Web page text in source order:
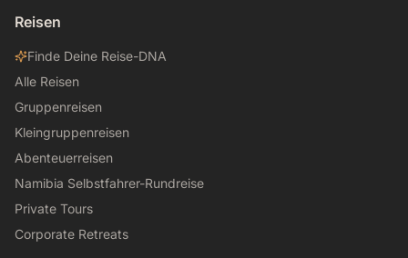
Reisen
Finde Deine Reise-DNA
Alle Reisen
Gruppenreisen
Kleingruppenreisen
Abenteuerreisen
Namibia Selbstfahrer-Rundreise
Private Tours
Corporate Retreats